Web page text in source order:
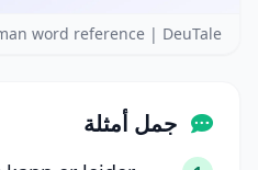
word reference | DeuTale
جمل أمثلة